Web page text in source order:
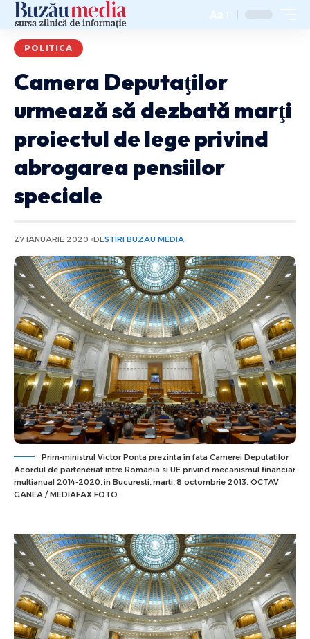
Aa
POLITICA
Camera Deputaţilor
urmează să dezbată marţi
proiectul de lege privind
abrogarea pensiilor
speciale
27 IANUARIE 2020 DESTIRI BUZAU MEDIA
Prim-ministrul Victor Ponta prezinta în fata Camerei Deputatilor
Acordul de parteneriat între România si UE privind mecanismul financiar
multianual 2014-2020, in Bucuresti, marti, 8 octombrie 2013. OCTAV
GANEA / MEDIAFAX FOTO